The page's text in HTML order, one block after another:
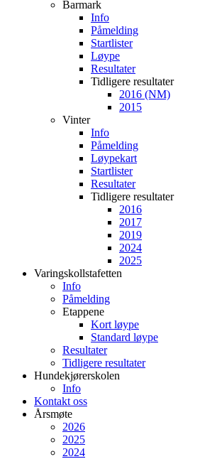
Barmark
Info
Påmelding
Startlister
Løype
Resultater
Tidligere resultater
2016 (NM)
2015
Vinter
Info
Påmelding
Løypekart
Startlister
Resultater
Tidligere resultater
2016
2017
2019
2024
2025
Varingskollstafetten
Info
Påmelding
Etappene
Kort løype
Standard løype
Resultater
Tidligere resultater
Hundekjørerskolen
Info
Kontakt oss
Årsmøte
2026
2025
2024